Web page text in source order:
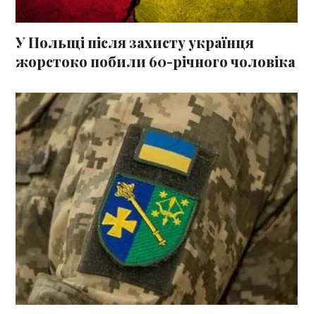
У Польщі після захисту українця
жорстоко побили 60-річного чоловіка